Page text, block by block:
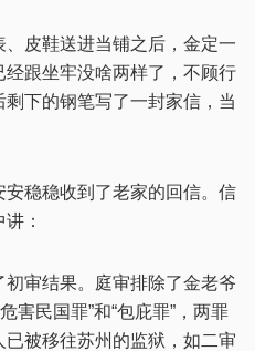
皮鞋送进当铺之后，金定一
跟坐牢没啥两样了，不顾行
下的钢笔写了一封家信，当
稳稳收到了老家的回信。信
：
审结果。庭审排除了金老爷
害民国罪”和“包庇罪”，两罪
被移往苏州的监狱，如二审